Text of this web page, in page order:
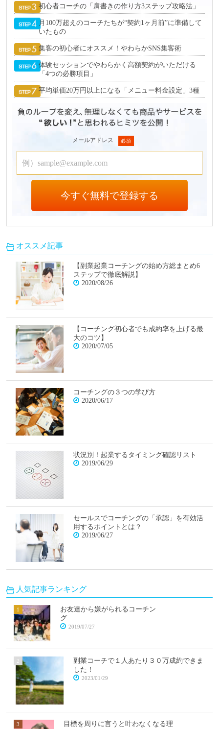
初心者コーチの「肩書きの作り方3ステップ攻略法」
月100万超えのコーチたちが“契約1ヶ月前”に準備して
いたもの
集客の初心者にオススメ！やわらかSNS集客術
体験セッションでやわらかく高額契約がいただける
「4つの必勝項目」
平均単価20万円以上になる「メニュー料金設定」3種
メールアドレス
オススメ記事
【副業起業コーチングの始め方総まとめ6
ステップで徹底解説】
2020/08/26
【コーチング初心者でも成約率を上げる最
大のコツ】
2020/07/05
コーチングの３つの学び方
2020/06/17
状況別！起業するタイミング確認リスト
2019/06/29
セールスでコーチングの「承認」を有効活
用するポイントとは？
2019/06/27
人気記事ランキング
お友達から嫌がられるコーチン
グ
2019/07/27
副業コーチで１人あたり３０万成約できま
した！
2023/01/29
目標を周りに言うと叶わなくなる理